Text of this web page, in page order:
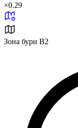
×0.29
Зона бури B2